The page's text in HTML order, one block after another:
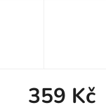
359 Kč